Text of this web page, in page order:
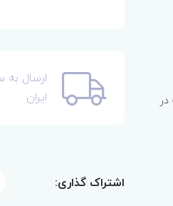
ارسال به
ایران
اشتراک گذاری: